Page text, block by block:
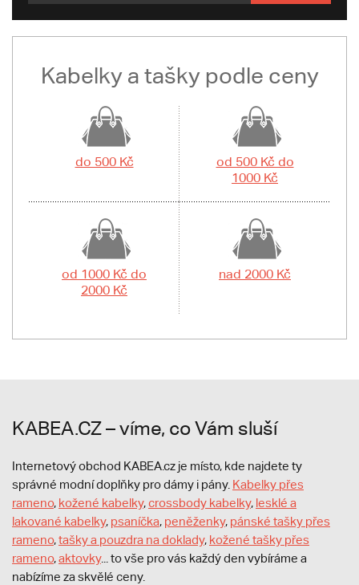
Kabelky a tašky podle ceny
do 500 Kč
od 500 Kč do
1000 Kč
od 1000 Kč do
2000 Kč
nad 2000 Kč
KABEA.CZ – víme, co Vám sluší
Internetový obchod KABEA.cz je místo, kde najdete ty
správné modní doplňky pro dámy i pány. Kabelky přes
rameno, kožené kabelky,crossbody kabelky, lesklé a
lakované kabelky, psaníčka, peněženky, pánské tašky přes
rameno,tašky a pouzdra na doklady, kožené tašky přes
rameno,aktovky... to vše pro vás každý den vybíráme a
nabízíme za skvělé ceny.